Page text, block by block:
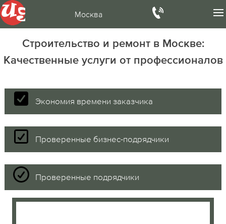
Москва
Строительство и ремонт в Москве:
Качественные услуги от профессионалов
Экономия времени заказчика
Проверенные бизнес-подрядчики
Проверенные подрядчики